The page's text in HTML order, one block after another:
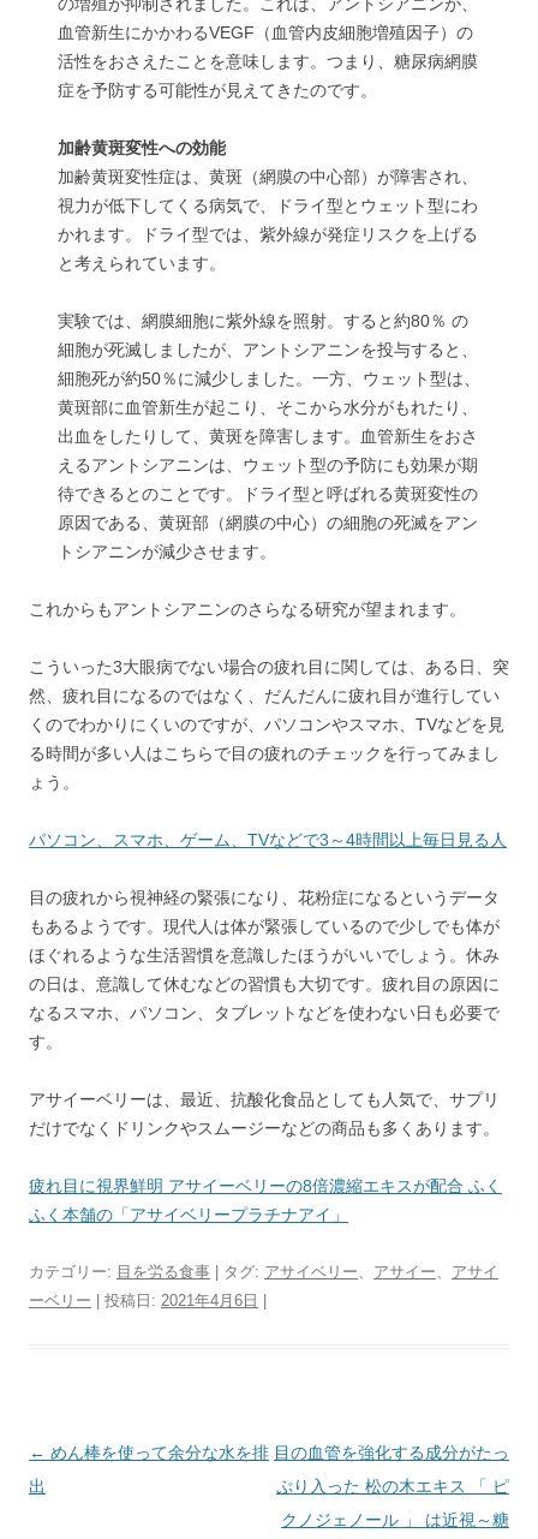
血管新生にかかわるVEGF（血管内皮細胞増殖因子）の
活性をおさえたことを意味します。つまり、糖尿病網膜
症を予防する可能性が見えてきたのです。
加齢黄斑変性への効能
加齢黄斑変性症は、黄斑（網膜の中心部）が障害され、
視力が低下してくる病気で、ドライ型とウェット型にわ
かれます。ドライ型では、紫外線が発症リスクを上げる
と考えられています。
実験では、網膜細胞に紫外線を照射。すると約80％ の
細胞が死滅しましたが、アントシアニンを投与すると、
細胞死が約50％に減少しました。一方、ウェット型は、
黄斑部に血管新生が起こり、そこから水分がもれたり、
出血をしたりして、黄斑を障害します。血管新生をおさ
えるアントシアニンは、ウェット型の予防にも効果が期
待できるとのことです。ドライ型と呼ばれる黄斑変性の
原因である、黄斑部（網膜の中心）の細胞の死滅をアン
トシアニンが減少させます。
これからもアントシアニンのさらなる研究が望まれます。
こういった3大眼病でない場合の疲れ目に関しては、ある日、突
然、疲れ目になるのではなく、だんだんに疲れ目が進行してい
くのでわかりにくいのですが、パソコンやスマホ、TVなどを見
る時間が多い人はこちらで目の疲れのチェックを行ってみまし
ょう。
パソコン、スマホ、ゲーム、TVなどで3～4時間以上毎日見る人
目の疲れから視神経の緊張になり、花粉症になるというデータ
もあるようです。現代人は体が緊張しているので少しでも体が
ほぐれるような生活習慣を意識したほうがいいでしょう。休み
の日は、意識して休むなどの習慣も大切です。疲れ目の原因に
なるスマホ、パソコン、タブレットなどを使わない日も必要で
す。
アサイーベリーは、最近、抗酸化食品としても人気で、サプリ
だけでなくドリンクやスムージーなどの商品も多くあります。
疲れ目に視界鮮明 アサイーベリーの8倍濃縮エキスが配合 ふく
ふく本舗の「アサイベリープラチナアイ」
カテゴリー: 目を労る食事 | タグ: アサイベリー アサイー
アサイ
ーベリー | 投稿日: 2021年4月6日
投
稿
← めん棒を使って余分な水を排
出
目の血管を強化する成分がたっ
ぷり入った 松の木エキス 「 ピ
クノジェノール 」 は近視～糖